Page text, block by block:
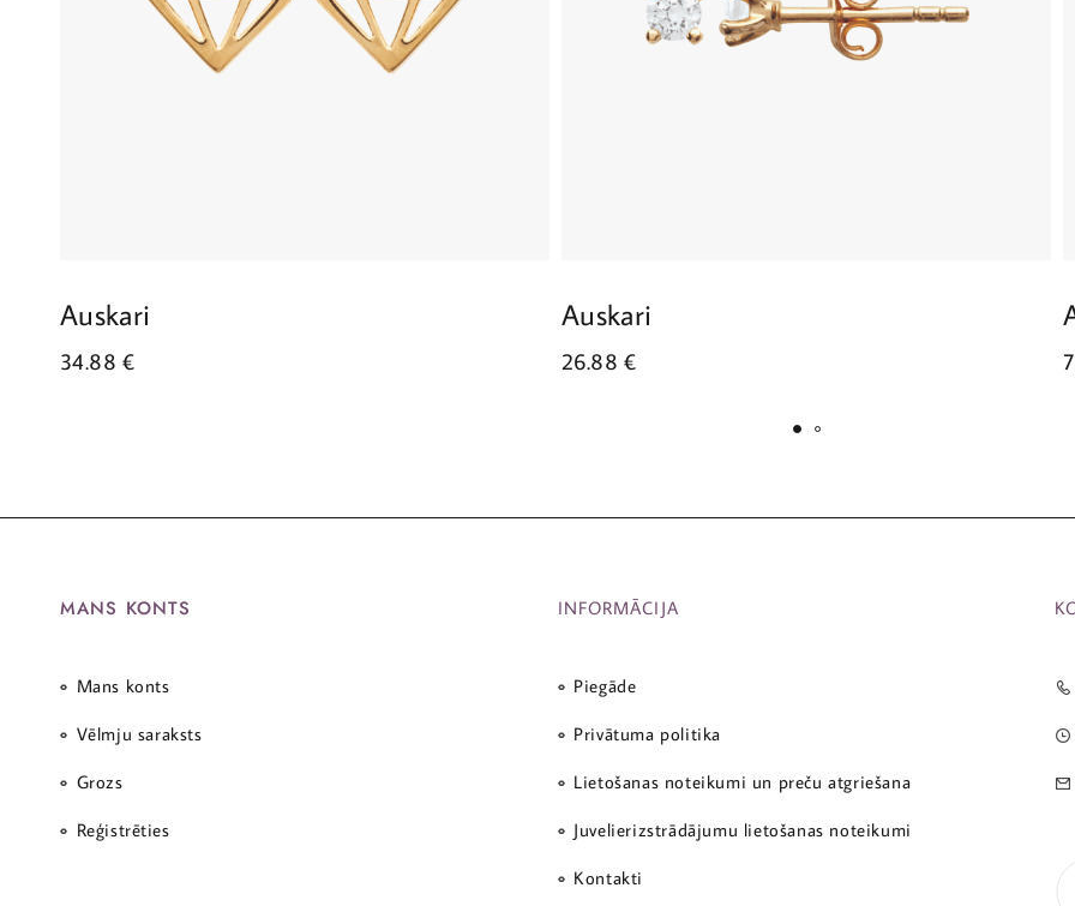
Auskari
34.88€
Auskari
26.88€
MANS KONTS
Mans konts
Vēlmju saraksts
Grozs
Reģistrēties
INFORMĀCIJA
Piegāde
Privātuma politika
Lietošanas noteikumi un preču atgriešana
Juvelierizstrādājumu lietošanas noteikumi
Kontakti